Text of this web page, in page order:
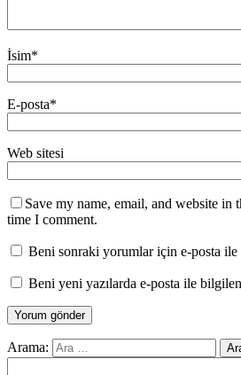
İsim*
E-posta*
Web sitesi
Save my name, email, and website in
time I comment.
Beni sonraki yorumlar için e-posta
Beni yeni yazılarda e-posta ile
Arama: